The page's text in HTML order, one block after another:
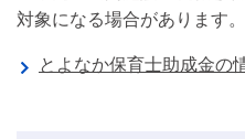
対象になる場合があります。
とよなか保育士助成金の